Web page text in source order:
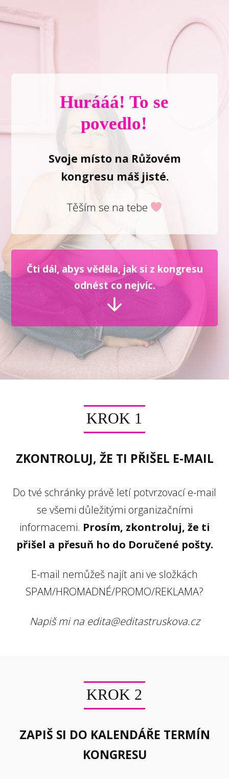
Hurááá! To se
povedlo!
Svoje místo na Růžovém
kongresu máš jisté.
Těším se na tebe
Čti dál, abys věděla, jak si z kongresu
odnést co nejvíc.
KROK 1
ZKONTROLUJ, ŽE TI PŘIŠEL E-MAIL
Do tvé schránky právě letí potvrzovací e-mail
se všemi důležitými organizačními
informacemi. Prosím, zkontroluj, že ti
přišel a přesuň ho do Doručené pošty.
E-mail nemůžeš najít ani ve složkách
SPAM/HROMADNÉ/PROMO/REKLAMA?
Napiš mi na edita@editastruskova.cz
KROK 2
ZAPIŠ SI DO KALENDÁŘE TERMÍN
KONGRESU